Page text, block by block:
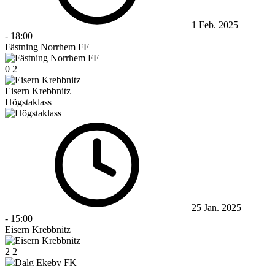
1 Feb. 2025
- 18:00
Fästning Norrhem FF
0 2
Eisern Krebbnitz
Högstaklass
25 Jan. 2025
- 15:00
Eisern Krebbnitz
2 2